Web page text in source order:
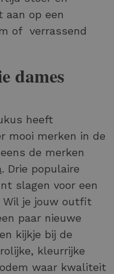
op een
of verrassend
dames
heeft
mooi merken in de
de merken
. Drie populaire
slagen voor een
je jouw outfit
paar nieuwe
kijkje bij de
kleurrijke
waar kwaliteit